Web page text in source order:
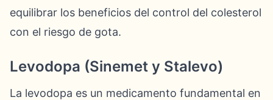
equilibrar los beneficios del control del colesterol
con el riesgo de gota.
Levodopa (Sinemet y Stalevo)
La levodopa es un medicamento fundamental en